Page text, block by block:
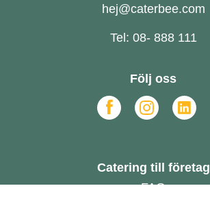
hej@caterbee.com
Tel: 08- 888 111
Följ oss
Catering till företag
FAQ